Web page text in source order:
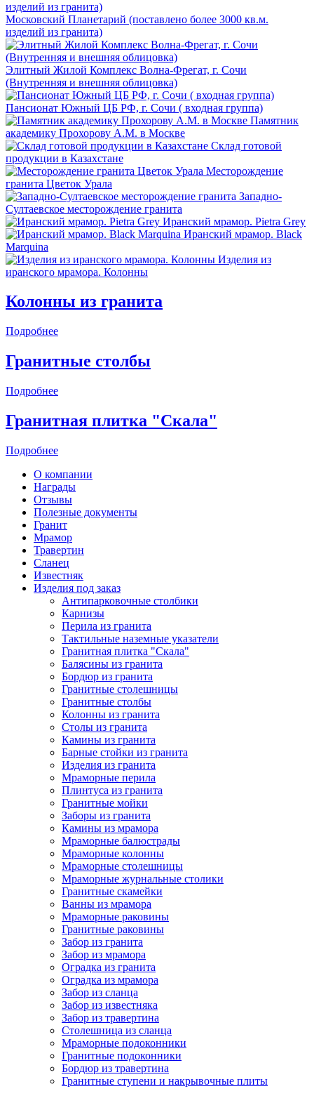
Московский Планетарий (поставлено более 3000 кв.м.
изделий из гранита)
Элитный Жилой Комплекс Волна-Фрегат, г. Сочи
(Внутренняя и внешняя облицовка)
Пансионат Южный ЦБ РФ, г. Сочи ( входная группа)
Памятник
академику Прохорову А.М. в Москве
Склад готовой
продукции в Казахстане
Месторождение
гранита Цветок Урала
Западно-
Султаевское месторождение гранита
Иранский мрамор. Pietra Grey
Иранский мрамор. Black
Marquina
Изделия из
иранского мрамора. Колонны
Колонны из гранита
Подробнее
Гранитные столбы
Подробнее
Гранитная плитка "Скала"
Подробнее
О компании
Награды
Отзывы
Полезные документы
Гранит
Мрамор
Травертин
Сланец
Известняк
Изделия под заказ
Антипарковочные столбики
Карнизы
Перила из гранита
Тактильные наземные указатели
Гранитная плитка "Скала"
Балясины из гранита
Бордюр из гранита
Гранитные столешницы
Гранитные столбы
Колонны из гранита
Столы из гранита
Камины из гранита
Барные стойки из гранита
Изделия из гранита
Мраморные перила
Плинтуса из гранита
Гранитные мойки
Заборы из гранита
Камины из мрамора
Мраморные балюстрады
Мраморные колонны
Мраморные столешницы
Мраморные журнальные столики
Гранитные скамейки
Ванны из мрамора
Мраморные раковины
Гранитные раковины
Забор из гранита
Забор из мрамора
Оградка из гранита
Оградка из мрамора
Забор из сланца
Забор из известняка
Забор из травертина
Столешница из сланца
Мраморные подоконники
Гранитные подоконники
Бордюр из травертина
Гранитные ступени и накрывочные плиты